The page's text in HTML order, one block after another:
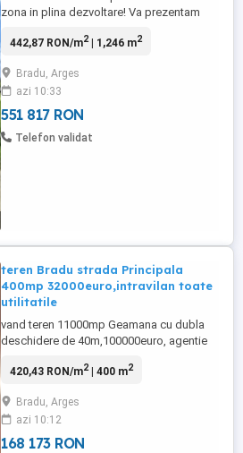
zona in plina dezvoltare! Va prezentam
situat in Prundu Platou pe strada Fragilor.
in zona cu destinatie rezidentiala si
datorita suprafetei ideale pentru
constructia casei ...
442,87 RON/m2| 1,246 m2
Bradu, Arges
azi 10:33
551 817 RON
Telefon validat
teren Bradu strada Principala
400mp 32000euro,intravilan toate
utilitatile
vand teren 11000mp Geamana cu dubla
deschidere de 40m,100000euro, agentie
COMISION2%,SI.parcele SMEURA 500mp
toate utilitatile 19000euro,BRADU min
400mp 20000euro,ZEAMA RECE
CATANELE 1000mp 10000euro,parcele
420,43 RON/m2| 400 m2
Bradu, Arges
azi 10:12
168 173 RON